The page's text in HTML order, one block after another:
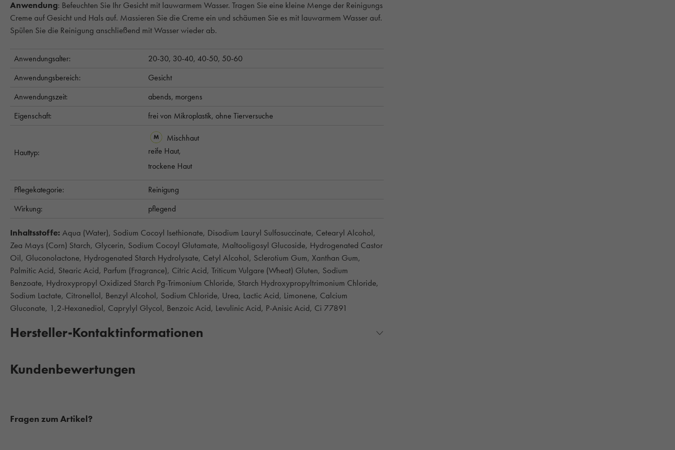
Anwendung: Befeuchten Sie Ihr Gesicht mit lauwarmem Wasser. Tragen Sie eine kleine Menge der Reinigungs
Creme auf Gesicht und Hals auf. Massieren Sie die Creme ein und schäumen Sie es mit lauwarmem Wasser auf.
Spülen Sie die Reinigung anschließend mit Wasser wieder ab.
Anwendungsalter: 20-30, 30-40, 40-50, 50-60
Anwendungsbereich:
Gesicht
Anwendungszeit:
abends, morgens
Eigenschaft:
frei von Mikroplastik, ohne Tierversuche
Hauttyp:
Mischhaut
reife Haut,
trockene Haut
Pflegekategorie:
Reinigung
Wirkung:
pflegend
Inhaltsstoffe: Aqua (Water), Sodium Cocoyl Isethionate, Disodium Lauryl Sulfosuccinate, Cetearyl Alcohol,
Zea Mays (Corn) Starch, Glycerin, Sodium Cocoyl Glutamate, Maltooligosyl Glucoside, Hydrogenated Castor
Oil, Gluconolactone, Hydrogenated Starch Hydrolysate, Cetyl Alcohol, Sclerotium Gum, Xanthan Gum,
Palmitic Acid, Stearic Acid, Parfum (Fragrance), Citric Acid, Triticum Vulgare (Wheat) Gluten, Sodium
Benzoate, Hydroxypropyl Oxidized Starch Pg-Trimonium Chloride, Starch Hydroxypropyltrimonium Chloride,
Sodium Lactate, Citronellol, Benzyl Alcohol, Sodium Chloride, Urea, Lactic Acid, Limonene, Calcium
Gluconate, 1,2-Hexanediol, Caprylyl Glycol, Benzoic Acid, Levulinic Acid, P-Anisic Acid, Ci 77891
Hersteller-Kontaktinformationen
Kundenbewertungen
Fragen zum Artikel?